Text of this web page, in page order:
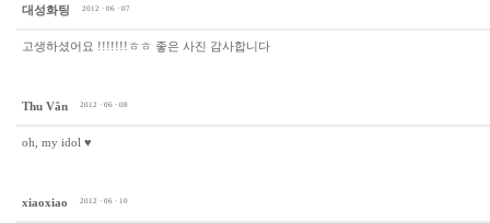
대성화팅 2012 · 06 · 07
고생하셨어요 !!!!!!!ㅎㅎ 좋은 사진 감사합니다
Thu Vân 2012 · 06 · 08
oh, my idol ♥
xiaoxiao 2012 · 06 · 10